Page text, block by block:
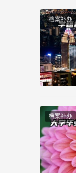
档案补办
档案补办